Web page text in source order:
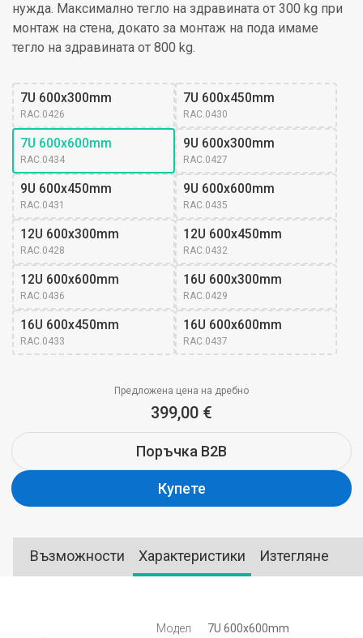
нужда. Максимално тегло на здравината от 300 kg при
монтаж на стена, докато за монтаж на пода имаме
тегло на здравината от 800 kg.
7U 600x300mm
RAC.0426
7U 600x450mm
RAC.0430
7U 600x600mm
RAC.0434
9U 600x300mm
RAC.0427
9U 600x450mm
RAC.0431
9U 600x600mm
RAC.0435
12U 600x300mm
RAC.0428
12U 600x450mm
RAC.0432
12U 600x600mm
RAC.0436
16U 600x300mm
RAC.0429
16U 600x450mm
RAC.0433
16U 600x600mm
RAC.0437
Предложена цена на дребно
399,00 €
Поръчка B2B
Купете
Възможности Характеристики Изтегляне
Модел 7U 600x600mm